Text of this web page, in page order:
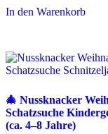
In den Warenkorb
🎄 Nussknacker
Schatzsuche
(ca. 4–8 Jahre)